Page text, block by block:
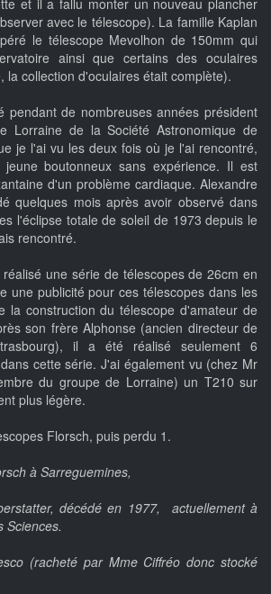
et il a fallu monter un nouveau plancher
avec le télescope). La famille Kaplan
le télescope Mevolhon de 150mm qui
ainsi que certains des oculaires
la collection d'oculaires était complète).
pendant de nombreuses années président
Lorraine de la Société Astronomique de
je l'ai vu les deux fois où je l'ai rencontré,
boutonneux sans expérience. Il est
d'un problème cardiaque. Alexandre
quelques mois après avoir observé dans
l'éclipse totale de soleil de 1973 depuis le
rencontré.
une série de télescopes de 26cm en
une publicité pour ces télescopes dans les
la construction du télescope d'amateur de
son frère Alphonse (ancien directeur de
il a été réalisé seulement 6
cette série. J'ai également vu (chez Mr
du groupe de Lorraine) un T210 sur
plus légère.
Florsch, puis perdu 1.
à Sarreguemines,
décédé en 1977, actuellement à
Sciences.
(racheté par Mme Ciffréo donc stocké